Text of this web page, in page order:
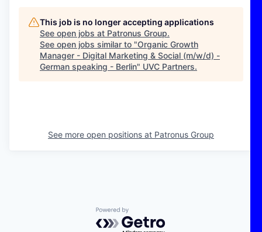
This job is no longer accepting applications
See open jobs at Patronus Group.
See open jobs similar to "Organic Growth
Manager - Digital Marketing & Social (m/w/d) -
German speaking - Berlin" UVC Partners.
See more open positions at Patronus Group
Powered by Getro.com